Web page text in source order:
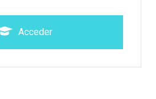
Acceder